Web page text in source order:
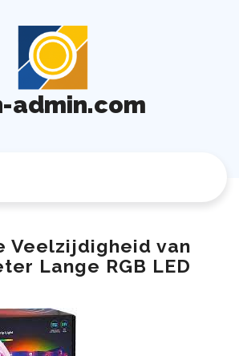
admin.com
Veelzijdigheid van
Lange RGB LED